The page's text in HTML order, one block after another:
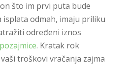
što im prvi puta bude
odmah, imaju priliku
određeni iznos
. Kratak rok
troškovi vračanja zajma